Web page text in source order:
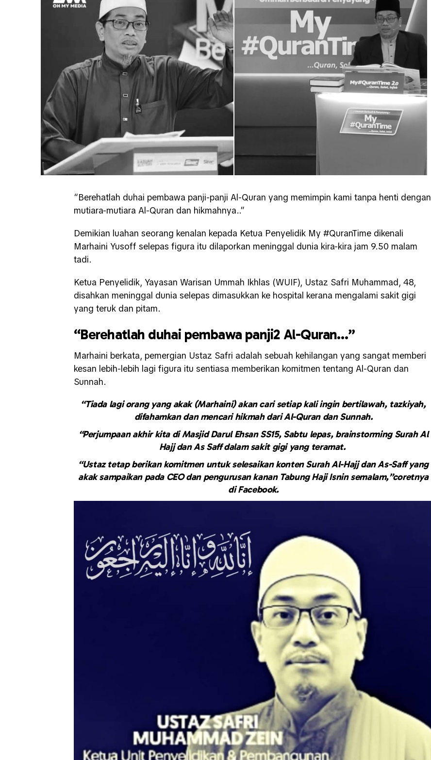
“Berehatlah duhai pembawa panji-panji Al-Quran yang memimpin kami tanpa henti dengan
mutiara-mutiara Al-Quran dan hikmahnya..”
Demikian luahan seorang kenalan kepada Ketua Penyelidik My #QuranTime dikenali
Marhaini Yusoff selepas figura itu dilaporkan meninggal dunia kira-kira jam 9.50 malam
tadi.
Ketua Penyelidik, Yayasan Warisan Ummah Ikhlas (WUIF), Ustaz Safri Muhammad, 48,
disahkan meninggal dunia selepas dimasukkan ke hospital kerana mengalami sakit gigi
yang teruk dan pitam.
“Berehatlah duhai pembawa panji2 Al-Quran…”
Marhaini berkata, pemergian Ustaz Safri adalah sebuah kehilangan yang sangat memberi
kesan lebih-lebih lagi figura itu sentiasa memberikan komitmen tentang Al-Quran dan
Sunnah.
“Tiada lagi orang yang akak (Marhaini) akan cari setiap kali ingin bertilawah, tazkiyah,
difahamkan dan mencari hikmah dari Al-Quran dan Sunnah.
“Perjumpaan akhir kita di Masjid Darul Ehsan SS15, Sabtu lepas, brainstorming Surah Al
Hajj dan As Saff dalam sakit gigi yang teramat.
“Ustaz tetap berikan komitmen untuk selesaikan konten Surah Al-Hajj dan As-Saff yang
akak sampaikan pada CEO dan pengurusan kanan Tabung Haji Isnin semalam,”coretnya
di Facebook.